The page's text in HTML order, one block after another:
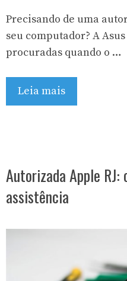
Precisando de uma
seu computador? A
procuradas quando o …
Leia mais
Autorizada Apple
assistência